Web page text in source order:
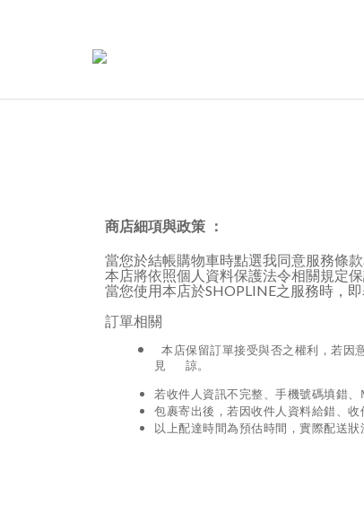
商店細項與政策 ：
當您於結帳購物車時點選我同意服務條
本店將依照個人資料保護法令相關規定
當您使用本店於SHOPLINE之服務時，
訂單相關
本店保留訂單接受與否之權利，若因
見 諒。
若收件人資訊不完整、手機號碼填錯
包裹寄出後，若因收件人資料給錯、
以上配達時間為預估時間，實際配送